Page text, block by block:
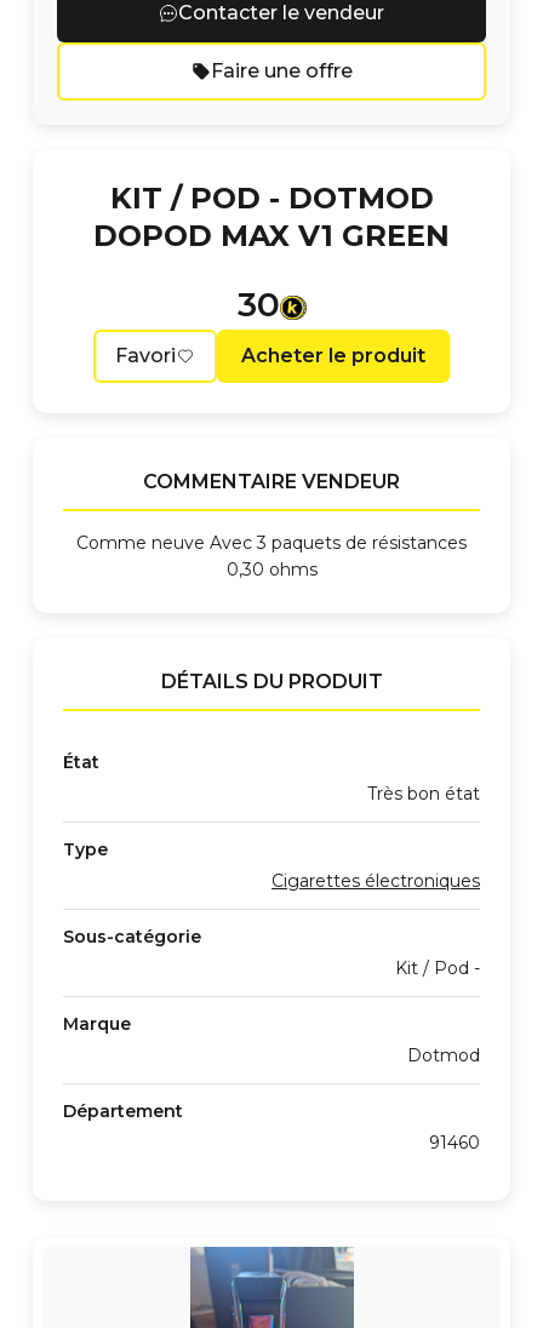
Contacter le vendeur
Faire une offre
KIT / POD - DOTMOD
DOPOD MAX V1 GREEN
30
Favori Acheter le produit
COMMENTAIRE VENDEUR
Comme neuve Avec 3 paquets de résistances
0,30 ohms
DÉTAILS DU PRODUIT
État
Très bon état
Type
Cigarettes électroniques
Sous-catégorie
Kit / Pod -
Marque
Dotmod
Département
91460